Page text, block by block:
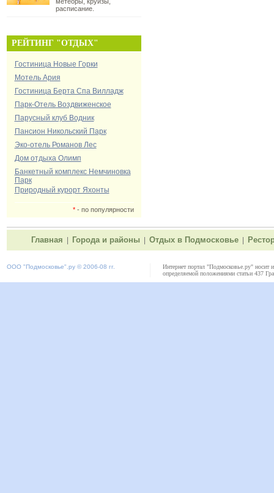
расписание.
РЕЙТИНГ "ОТДЫХ"
Гостиница Новые Горки
Мотель Ария
Гостиница Берта Спа Вилладж
Парк-Отель Воздвиженское
Парусный клуб Водник
Пансион Никольский Парк
Эко-отель Романов Лес
Дом отдыха Олимп
Банкетный комплекс Немчиновка
Парк
Природный курорт Яхонты
*- по популярности
Главная Города и районы Отдых в Подмосковье
ООО "Подмосковье" .ру © 2006-08 гг.
Интернет портал "Подмосковье.ру" носит
определяемой положениями статьи 437